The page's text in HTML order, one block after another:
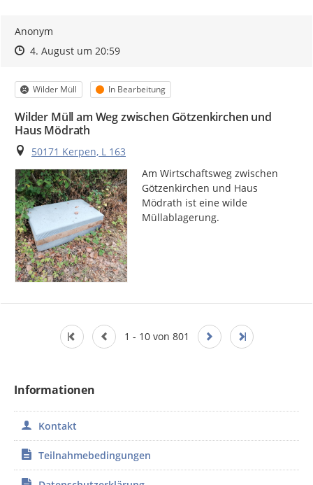
Anonym
Zeitpunkt des Erstellens
Zeitpunkt des Erstellens
4. August um 20:59Zur Äußerung
Kategorie
Wilder Müll Status
In Bearbeitung
Wilder Müll am Weg zwischen Götzenkirchen und
Haus Mödrath
Ort
50171 Kerpen, L 163
Am Wirtschaftsweg zwischen
Götzenkirchen und Haus
Mödrath ist eine wilde
Müllablagerung.
1 - 10 von 801
Informationen
Kontakt
Teilnahmebedingungen